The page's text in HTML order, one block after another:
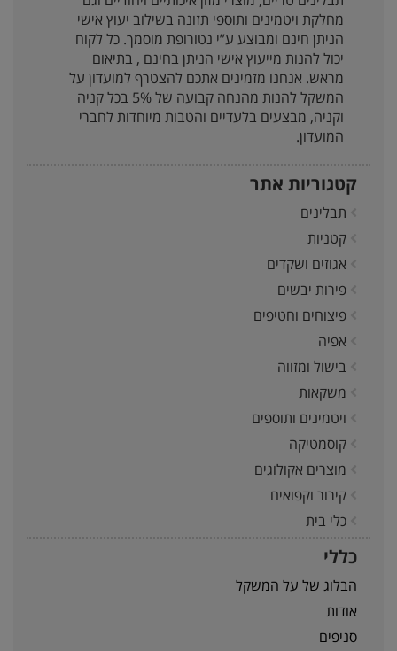
מחלקת ויטמינים ותוספי תזונה בשילוב יעוץ אישי
הניתן חינם ומבוצע ע”י נטורופת מוסמך. כל לקוח
יכול להנות מייעוץ אישי הניתן בחינם , בתיאום
מראש. אנחנו מזמינים אתכם להצטרף למועדון על
המשקל להנות מהנחה קבועה של 5% בכל קניה
וקניה, מבצעים בלעדיים והטבות מיוחדות לחברי
המועדון.
קטגוריות אתר
תבלינים
קטניות
אגוזים ושקדים
פירות יבשים
פיצוחים וחטיפים
אפיה
בישול ומזווה
משקאות
ויטמינים ותוספים
קוסמטיקה
מוצרים אקולוגים
קירור וקפואים
כלי בית
כללי
הבלוג של על המשקל
אודות
סניפים